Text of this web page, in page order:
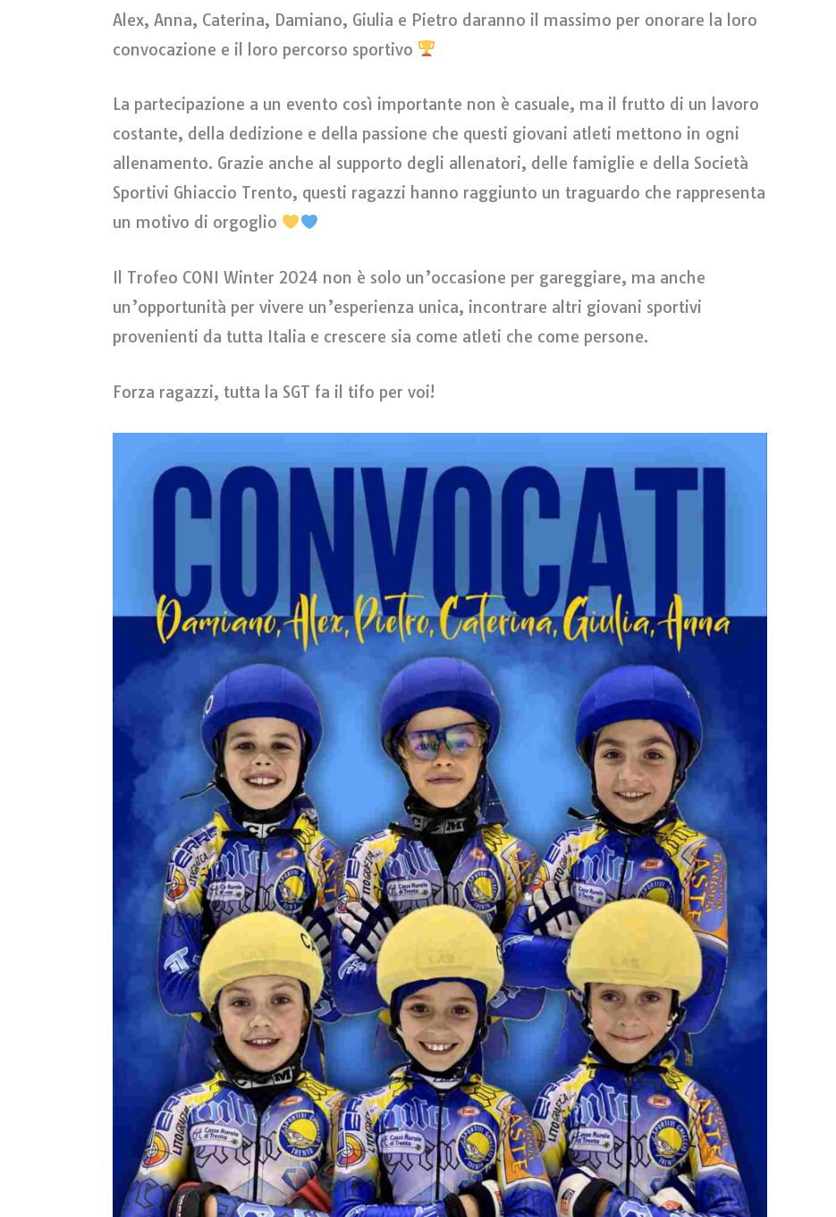
Alex, Anna, Caterina, Damiano, Giulia e Pietro daranno il massimo per onorare la loro
convocazione e il loro percorso sportivo
La partecipazione a un evento così importante non è casuale, ma il frutto di un lavoro
costante, della dedizione e della passione che questi giovani atleti mettono in ogni
allenamento. Grazie anche al supporto degli allenatori, delle famiglie e della Società
Sportivi Ghiaccio Trento, questi ragazzi hanno raggiunto un traguardo che rappresenta
un motivo di orgoglio
Il Trofeo CONI Winter 2024 non è solo un’occasione per gareggiare, ma anche
un’opportunità per vivere un’esperienza unica, incontrare altri giovani sportivi
provenienti da tutta Italia e crescere sia come atleti che come persone.
Forza ragazzi, tutta la SGT fa il tifo per voi!